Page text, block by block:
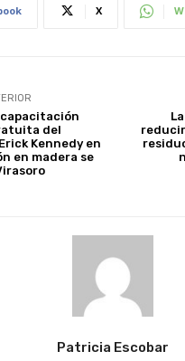
X
del
Kennedy en
en madera se
Patricia Escobar